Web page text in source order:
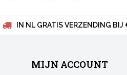
IN NL GRATIS VERZENDING
MIJN ACCOUNT